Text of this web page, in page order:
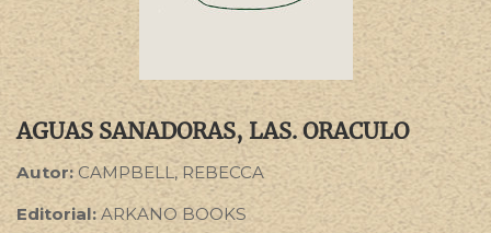
AGUAS SANADORAS, LAS. ORACULO
Autor: CAMPBELL, REBECCA
Editorial:ARKANO BOOKS